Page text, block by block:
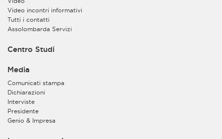
Video incontri informativi
Tutti i contatti
Assolombarda Servizi
Centro Studi
Media
Comunicati stampa
Dichiarazioni
Interviste
Presidente
Genio & Impresa